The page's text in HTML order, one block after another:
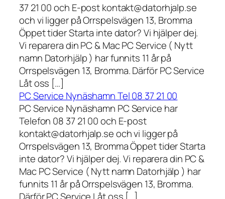
37 21 00 och E-post kontakt@datorhjalp.se
och vi ligger på Orrspelsvägen 13, Bromma
Öppet tider Starta inte dator? Vi hjälper dej.
Vi reparera din PC & Mac PC Service ( Nytt
namn Datorhjälp ) har funnits 11 år på
Orrspelsvägen 13, Bromma. Därför PC Service
Låt oss […]
PC Service Nynäshamn Tel 08 37 21 00
PC Service Nynäshamn PC Service har
Telefon 08 37 21 00 och E-post
kontakt@datorhjalp.se och vi ligger på
Orrspelsvägen 13, Bromma Öppet tider Starta
inte dator? Vi hjälper dej. Vi reparera din PC &
Mac PC Service ( Nytt namn Datorhjälp ) har
funnits 11 år på Orrspelsvägen 13, Bromma.